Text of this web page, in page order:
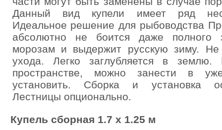
Данный вид купели имеет ряд
Идеальное решение для рыбоводства
абсолютно не боится даже полного
морозам и выдержит русскую зиму. Не
ухода. Легко заглубляется в
пространстве, можно занести в
установить. Сборка и установка
Лестницы опционально.
Купель сборная 1.7 х 1.25 м